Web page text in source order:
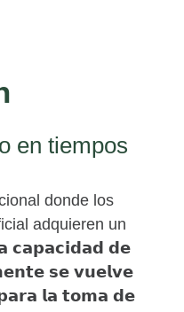
en tiempos
donde los
adquieren un
𝗰𝗮𝗽𝗮𝗰𝗶𝗱𝗮𝗱 𝗱𝗲
𝘀𝗲 𝘃𝘂𝗲𝗹𝘃𝗲
𝗹𝗮 𝘁𝗼𝗺𝗮 𝗱𝗲